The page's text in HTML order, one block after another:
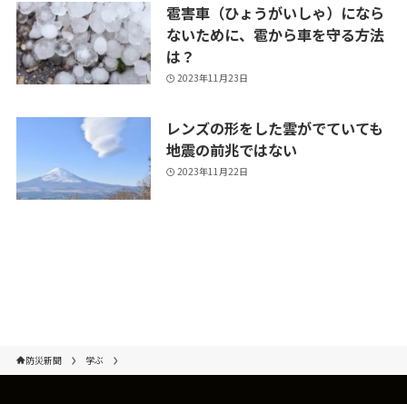
雹害車（ひょうがいしゃ）になら
ないために、雹から車を守る方法
は？
2023年11月23日
レンズの形をした雲がでていても
地震の前兆ではない
2023年11月22日
防災新聞 学ぶ